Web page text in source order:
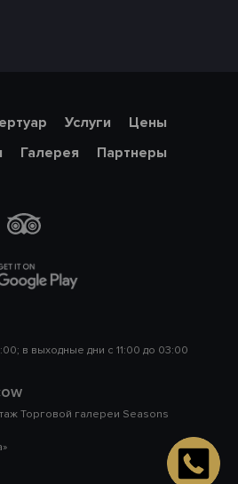
Услуги
Цены
Галерея
Партнеры
в выходные дни с 11:00 до 03:00
Торговой галереи Seasons